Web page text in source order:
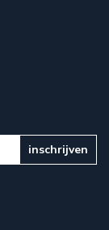
inschrijven